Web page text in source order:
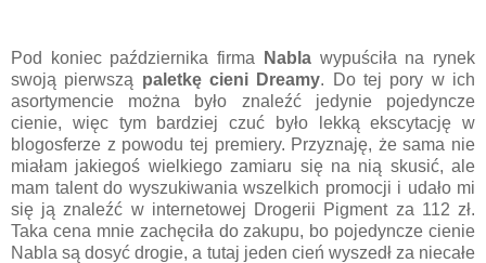
Pod koniec października firma Nablawypuściła na rynek
swoją pierwszą paletkę cieni Dreamy. Do tej pory w ich
asortymencie można było znaleźć jedynie pojedyncze
cienie, więc tym bardziej czuć było lekką ekscytację w
blogosferze z powodu tej premiery. Przyznaję, że sama nie
miałam jakiegoś wielkiego zamiaru się na nią skusić, ale
mam talent do wyszukiwania wszelkich promocji i udało mi
się ją znaleźć w internetowej Drogerii Pigment za 112 zł.
Taka cena mnie zachęciła do zakupu, bo pojedyncze cienie
Nabla są dosyć drogie, a tutaj jeden cień wyszedł za niecałe